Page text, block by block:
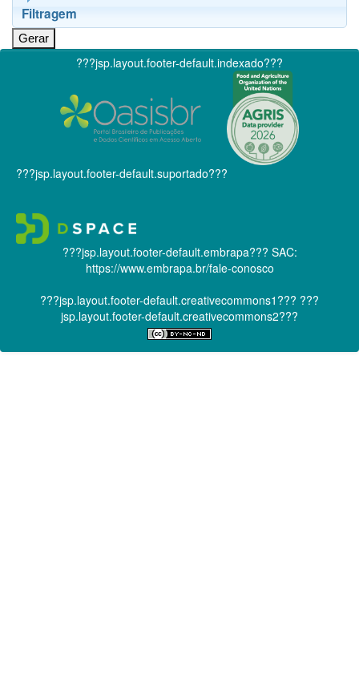
Filtragem
???jsp.layout.footer-default.indexado???
???jsp.layout.footer-default.suportado???
???jsp.layout.footer-default.embrapa??? SAC:
https://www.embrapa.br/fale-conosco
???jsp.layout.footer-default.creativecommons1??? ???
jsp.layout.footer-default.creativecommons2???